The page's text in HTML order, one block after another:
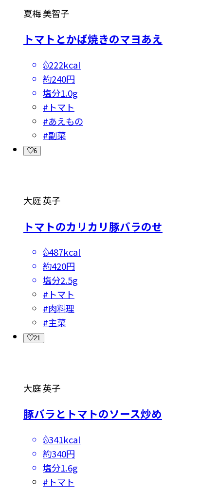
夏梅 美智子
トマトとかば焼きのマヨあえ
222kcal
約240円
塩分1.0g
# トマト
#あえもの
#副菜
6
大庭 英子
トマトのカリカリ豚バラのせ
487kcal
約420円
塩分2.5g
# トマト
#肉料理
#主菜
21
大庭 英子
豚バラとトマトのソース炒め
341kcal
約340円
塩分1.6g
# トマト